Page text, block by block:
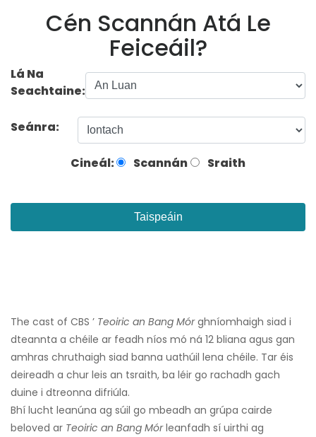
Cén Scannán Atá Le
Feiceáil?
Lá Na
Seachtaine:
Seánra:
Cineál: Scannán Sraith
Taispeáin
The cast of CBS ’ Teoiric an Bang Mórghníomhaigh siad i
dteannta a chéile ar feadh níos mó ná 12 bliana agus gan
amhras chruthaigh siad banna uathúil lena chéile. Tar éis
deireadh a chur leis an tsraith, ba léir go rachadh gach
duine i dtreonna difriúla.
Bhí lucht leanúna ag súil go mbeadh an grúpa cairde
beloved ar Teoiric an Bang Mórleanfadh sí uirthi ag